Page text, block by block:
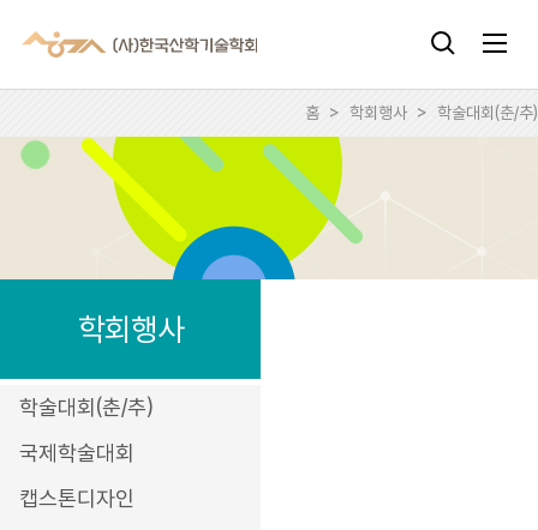
홈 > 학회행사 > 학술대회(춘/추)
학회행사
학술대회(춘/추)
국제학술대회
캡스톤디자인